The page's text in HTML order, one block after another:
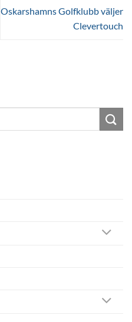
Oskarshamns Golfklubb väljer
Clevertouch